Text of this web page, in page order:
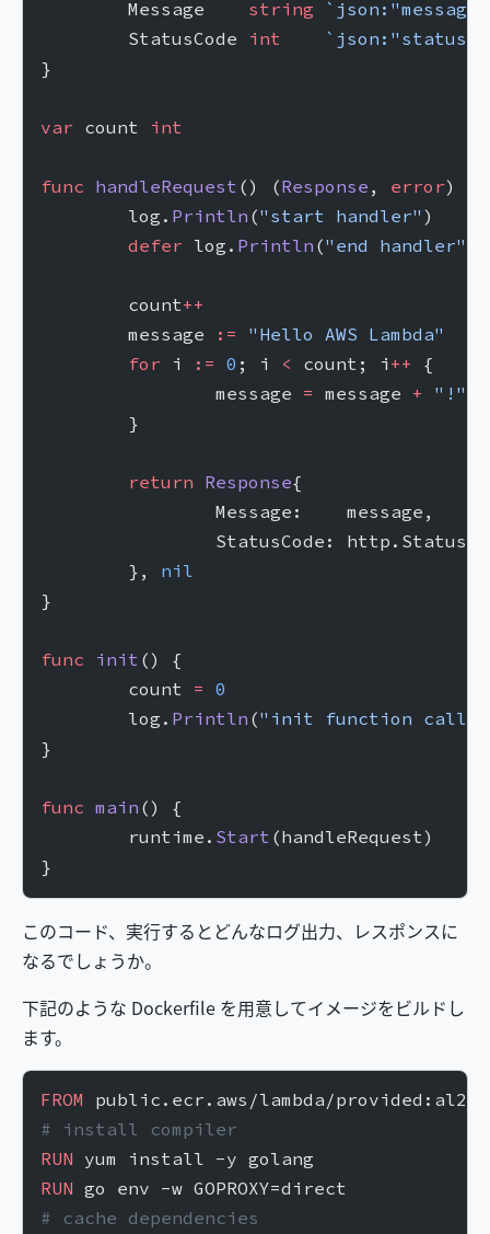
	Message
string
	StatusCode
int
}
var count int
func handleRequest() (Response, error) {
	log.
Println("start handler" )
	defer
log. Println("end handler"
	count
++
	message
:= "Hello AWS Lambda"
	for
i := 0 ; i < count; i++ {
		message
= message + "!"
	}
	return
Response{
		Message:    message,
StatusCode:
	},
nil
}
func init() {
	count
= 0
	log.
Println("init function
}
func main() {
	runtime.
Start(handleRequest)
}
このコード、実行するとどんなログ出力、レスポンスに
なるでしょうか。
下記のような Dockerfile を用意してイメージをビルドし
ます。
FROM public.ecr.aws/lambda/provided:al2
# install compiler
RUN yum install -y golang
RUN go env -w GOPROXY=direct
# cache dependencies